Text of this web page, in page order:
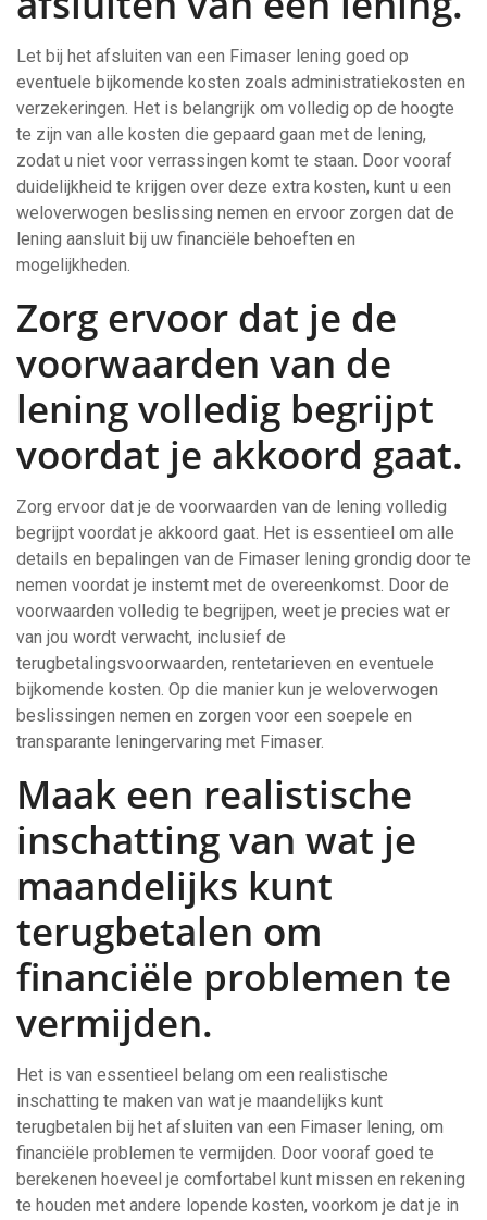
Let bij het afsluiten van een Fimaser lening goed op
eventuele bijkomende kosten zoals administratiekosten en
verzekeringen. Het is belangrijk om volledig op de hoogte
te zijn van alle kosten die gepaard gaan met de lening,
zodat u niet voor verrassingen komt te staan. Door vooraf
duidelijkheid te krijgen over deze extra kosten, kunt u een
weloverwogen beslissing nemen en ervoor zorgen dat de
lening aansluit bij uw financiële behoeften en
mogelijkheden.
Zorg ervoor dat je de
voorwaarden van de
lening volledig begrijpt
voordat je akkoord gaat.
Zorg ervoor dat je de voorwaarden van de lening volledig
begrijpt voordat je akkoord gaat. Het is essentieel om alle
details en bepalingen van de Fimaser lening grondig door te
nemen voordat je instemt met de overeenkomst. Door de
voorwaarden volledig te begrijpen, weet je precies wat er
van jou wordt verwacht, inclusief de
terugbetalingsvoorwaarden, rentetarieven en eventuele
bijkomende kosten. Op die manier kun je weloverwogen
beslissingen nemen en zorgen voor een soepele en
transparante leningervaring met Fimaser.
Maak een realistische
inschatting van wat je
maandelijks kunt
terugbetalen om
financiële problemen te
vermijden.
Het is van essentieel belang om een realistische
inschatting te maken van wat je maandelijks kunt
terugbetalen bij het afsluiten van een Fimaser lening, om
financiële problemen te vermijden. Door vooraf goed te
berekenen hoeveel je comfortabel kunt missen en rekening
te houden met andere lopende kosten, voorkom je dat je in